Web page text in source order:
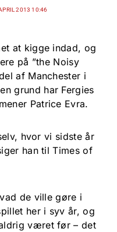
2013 10:46
at kigge indad, og
på ”the Noisy
af Manchester i
grund har Fergies
Patrice Evra.
hvor vi sidste år
han til Times of
de ville gøre i
her i syv år, og
været før – det